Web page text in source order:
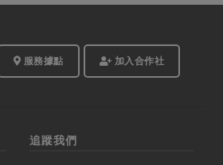
服務據點 加入合作社
追蹤我們